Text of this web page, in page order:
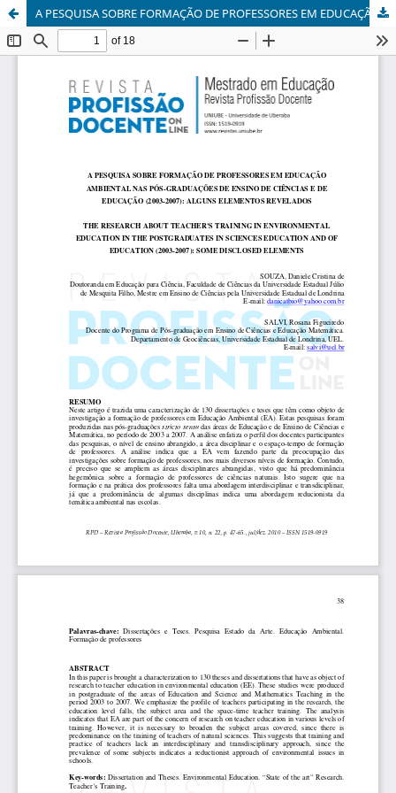
A PESQUISA SOBRE FORMAÇÃO DE PROFESSORES EM EDUCAÇÃO AMBIENTAL NAS PÓS-GRADUAÇÕES DE ENSINO DE CIÊNCIAS E DE EDUCAÇÃO (2003-2007): ALGUNS ELEMENTOS REVELADOS